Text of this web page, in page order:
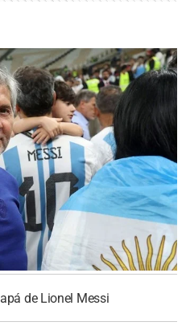
de Lionel Messi